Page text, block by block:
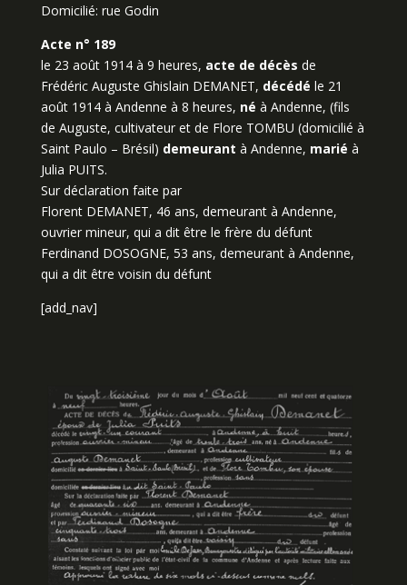
Domicilié: rue Godin
Acte n° 189
le 23 août 1914 à 9 heures, acte de décès de
Frédéric Auguste Ghislain DEMANET, décédé le 21
août 1914 à Andenne à 8 heures, né à Andenne, (fils
de Auguste, cultivateur et de Flore TOMBU (domicilié à
Saint Paulo – Brésil) demeurant à Andenne, marié à
Julia PUITS.
Sur déclaration faite par
Florent DEMANET, 46 ans, demeurant à Andenne,
ouvrier mineur, qui a dit être le frère du défunt
Ferdinand DOSOGNE, 53 ans, demeurant à Andenne,
qui a dit être voisin du défunt
[add_nav]